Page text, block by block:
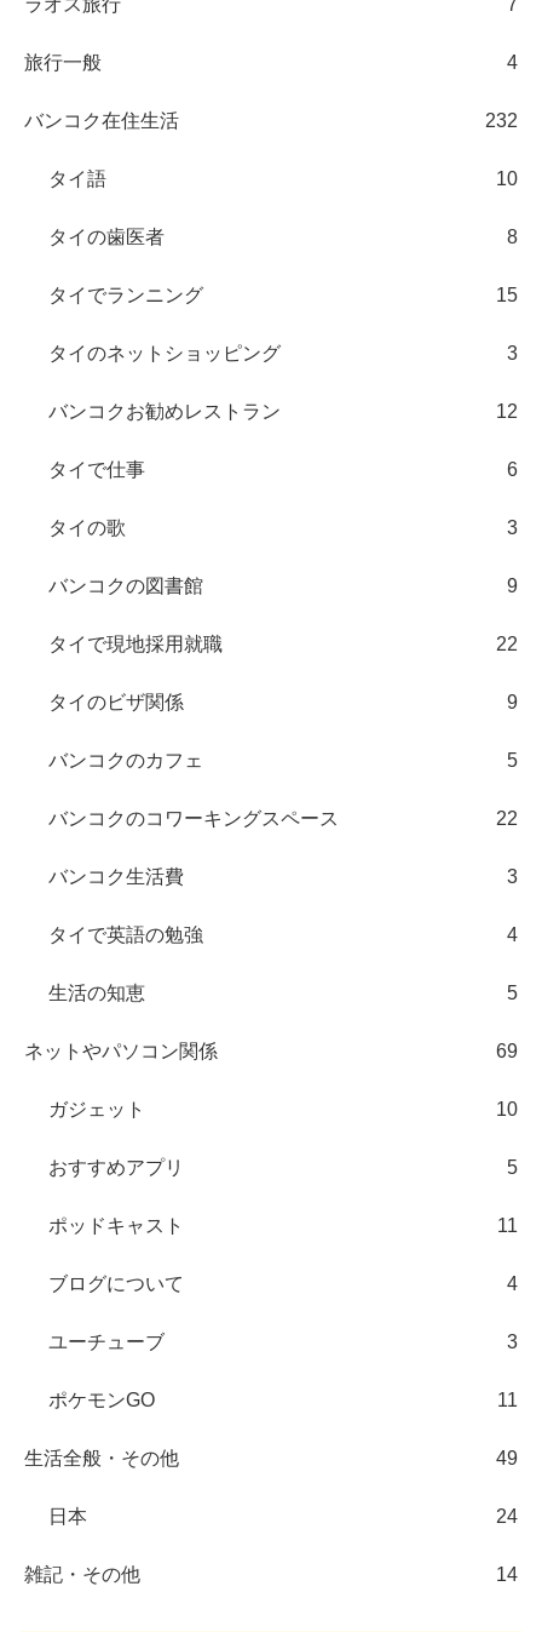
ラオス旅行 7
旅行一般 4
バンコク在住生活 232
タイ語 10
タイの歯医者 8
タイでランニング 15
タイのネットショッピング 3
バンコクお勧めレストラン 12
タイで仕事 6
タイの歌 3
バンコクの図書館 9
タイで現地採用就職 22
タイのビザ関係 9
バンコクのカフェ 5
バンコクのコワーキングスペース 22
バンコク生活費 3
タイで英語の勉強 4
生活の知恵 5
ネットやパソコン関係 69
ガジェット 10
おすすめアプリ 5
ポッドキャスト 11
ブログについて 4
ユーチューブ 3
ポケモンGO 11
生活全般・その他 49
日本 24
雑記・その他 14